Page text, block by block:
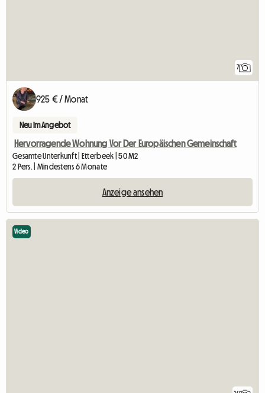
7
925 € / Monat
Neu im Angebot
Hervorragende Wohnung Vor Der Europäischen Gemeinschaft
Gesamte Unterkunft | Etterbeek | 50 M2
2 Pers. | Mindestens 6 Monate
Anzeige ansehen
Video